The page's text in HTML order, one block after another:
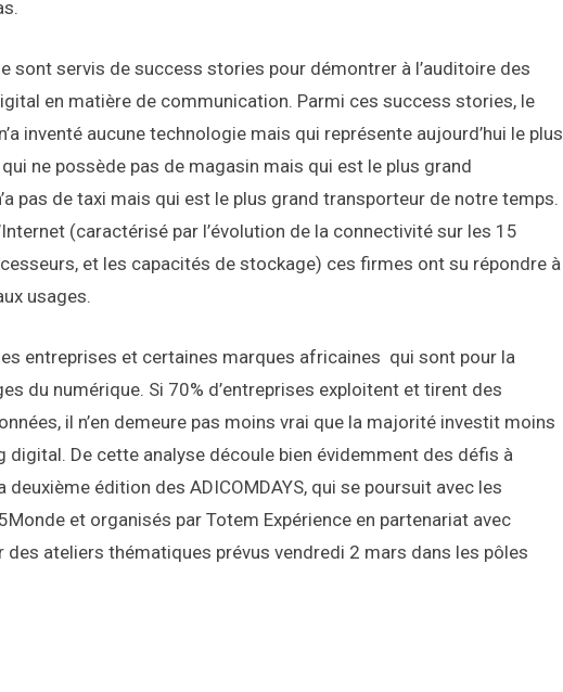
sont servis de success stories pour démontrer à l’auditoire des
en matière de communication. Parmi ces success stories, le
inventé aucune technologie mais qui représente aujourd’hui le plus
qui ne possède pas de magasin mais qui est le plus grand
pas de taxi mais qui est le plus grand transporteur de notre temps.
(caractérisé par l’évolution de la connectivité sur les 15
et les capacités de stockage) ces firmes ont su répondre à
usages.
entreprises et certaines marques africaines qui sont pour la
du numérique. Si 70% d’entreprises exploitent et tirent des
il n’en demeure pas moins vrai que la majorité investit moins
digital. De cette analyse découle bien évidemment des défis à
deuxième édition des ADICOMDAYS, qui se poursuit avec les
et organisés par Totem Expérience en partenariat avec
des ateliers thématiques prévus vendredi 2 mars dans les pôles